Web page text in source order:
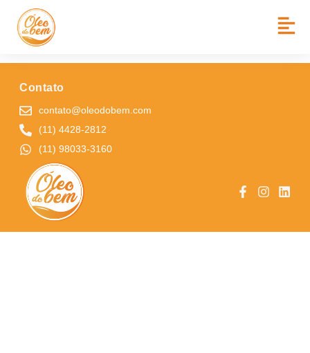
BAIRRO:
ESCOLA MUNICIPAL ZUMBI DOS PALMARES
Contato
contato@oleodobem.com
(11) 4428-2812
(11) 98033-3160